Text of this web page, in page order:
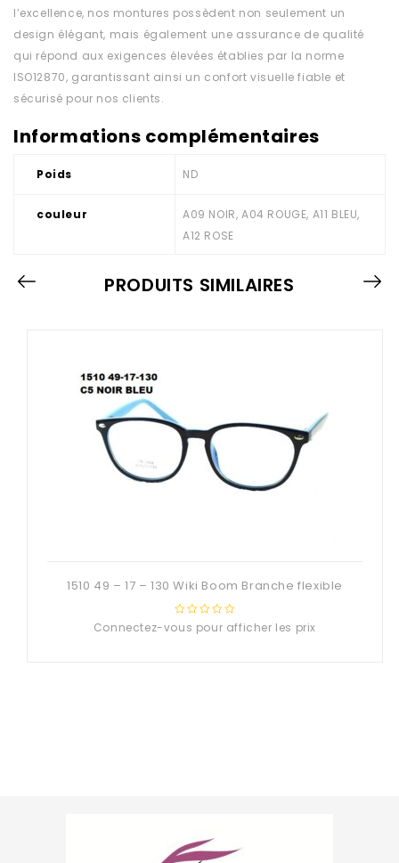
l’excellence, nos montures possèdent non seulement un
design élégant, mais également une assurance de qualité
qui répond aux exigences élevées établies par la norme
ISO12870, garantissant ainsi un confort visuelle fiable et
sécurisé pour nos clients.
Informations complémentaires
Poids ND
couleur
A09 NOIR, A04 ROUGE, A11 BLEU,
A12 ROSE
PRODUITS SIMILAIRES
1510 49 – 17 – 130 Wiki Boom Branche flexible
0
Connectez-vous pour afficher les prix